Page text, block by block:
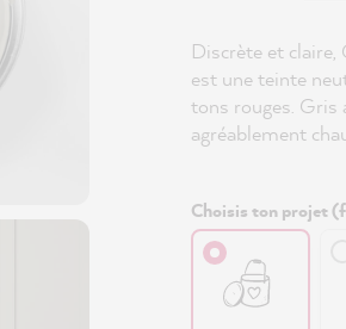
Discrète et
est une teinte
tons rouges. Gris
agréablement
Choisis ton projet